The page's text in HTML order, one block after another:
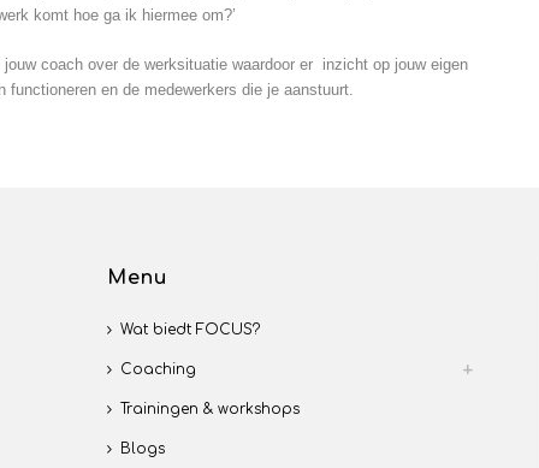
komt hoe ga ik hiermee om?’
coach over de werksituatie waardoor er inzicht op jouw eigen
en de medewerkers die je aanstuurt.
Menu
Wat biedt FOCUS?
Coaching
Trainingen & workshops
Blogs